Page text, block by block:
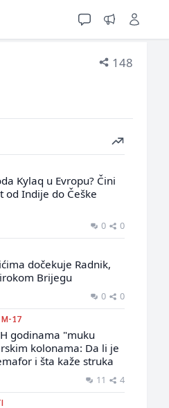
148
Kylaq u Evropu? Čini
od Indije do Češke
0 0
dočekuje Radnik,
Brijegu
0 0
M-17
godinama "muku
kolonama: Da li je
i šta kaže struka
11 4